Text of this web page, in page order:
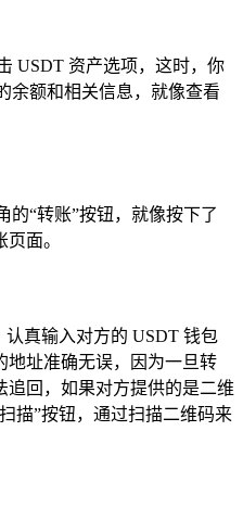
USDT 资产选项，这时，你
余额和相关信息，就像查看
的“转账”按钮，就像按下了
面。
真输入对方的 USDT 钱包
地址准确无误，因为一旦转
追回，如果对方提供的是二维
描”按钮，通过扫描二维码来